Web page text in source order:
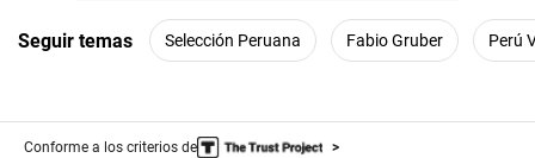
Seguir temas Selección Peruana Fabio Gruber Perú
Conforme a los criterios de